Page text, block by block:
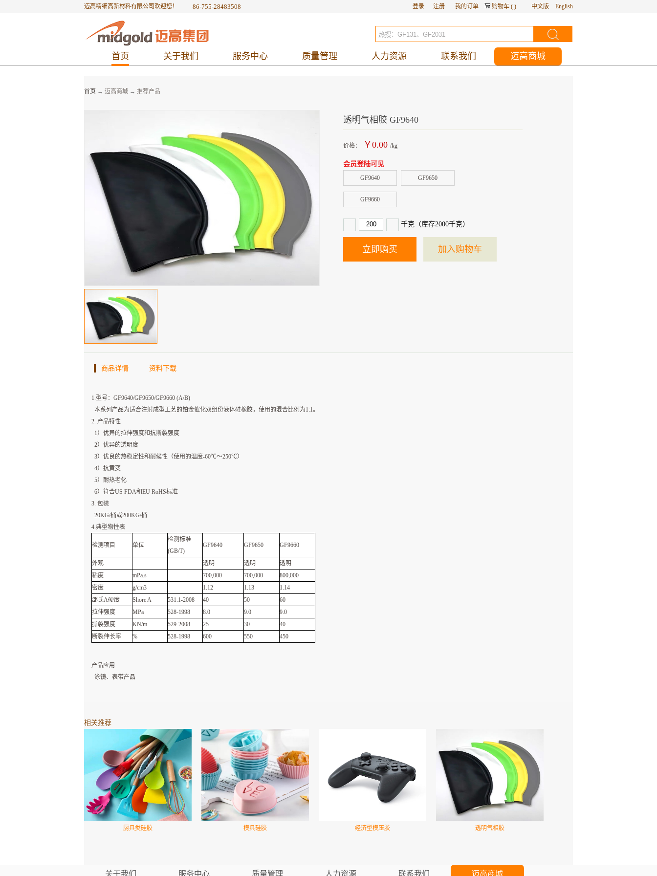
迈高精细高新材料有限公司欢迎您！ 86-755-28483508 中文版 English
购物车 ( )
我的订单
登录 注册
首页 关于我们 服务中心 质量管理 人力资源 联系我们 迈高商城
首页 → 迈高商城 → 推荐产品
透明气相胶 GF9640
价格： ￥0.00 /kg
会员登陆可见
GF9640 GF9650
GF9660
千克（库存2000千克）
商品详情 资料下载
1.型号：GF9640/GF9650/GF9660 (A/B)
本系列产品为适合注射成型工艺的铂金催化双组份液体硅橡胶，使用的混合比例为1:1。
2. 产品特性
1）优异的拉伸强度和抗斯裂强度
2）优异的透明度
3）优良的热稳定性和耐候性（使用的温度-60℃～250℃）
4）抗黄变
5）耐热老化
6）符合US FDA和EU RoHS标准
3. 包装
20KG/桶或200KG/桶
4.典型物性表
检测项目 单位
检测标准
(GB/T)
GF9640 GF9650 GF9660
外观 透明 透明
透明
粘度
mPa.s 700,000 700,000
800,000
密度
g/cm3 1.12 1.13
1.14
邵氏A硬度
Shore A 531.1-2008 40 50
60
拉伸强度
MPa 528-1998 8.0 9.0
9.0
撕裂强度
KN/m 529-2008 25 30
40
断裂伸长率
% 528-1998 600 550 450
产品应用
泳镜、表带产品
相关推荐
厨具类硅胶 模具硅胶 经济型模压胶 透明气相胶
关于我们 服务中心 质量管理 人力资源 联系我们 迈高商城